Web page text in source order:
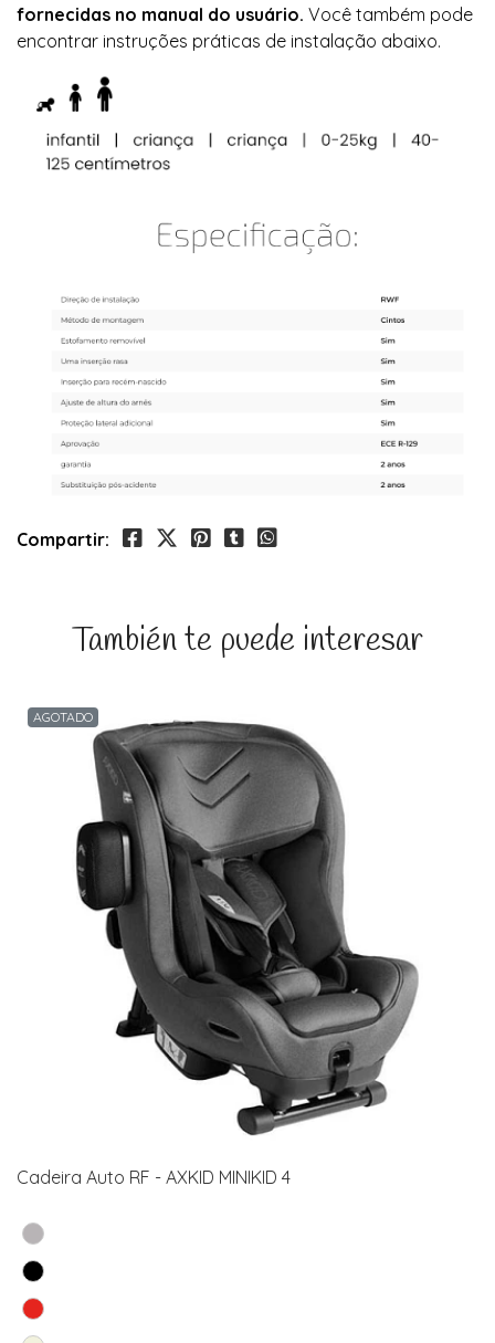
fornecidas no manual do usuário. Você também pode
encontrar instruções práticas de instalação abaixo.
Compartir:
También te puede interesar
AGOTADO
Cadeira Auto RF - AXKID MINIKID 4